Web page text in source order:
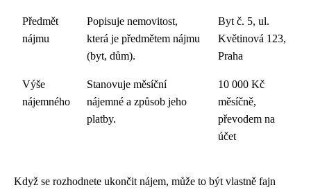
Předmět
nájmu
Popisuje nemovitost,
která je předmětem nájmu
(byt, dům).
Byt č. 5, ul.
Květinová 123,
Praha
Výše
nájemného
Stanovuje měsíční
nájemné a způsob jeho
platby.
10 000 Kč
měsíčně,
převodem na
účet
Když se rozhodnete ukončit nájem, může to být vlastně fajn